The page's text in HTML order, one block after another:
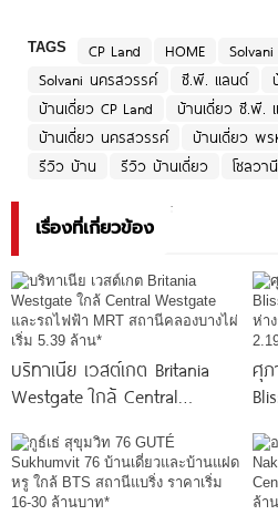
TAGS CP Land HOME
Solvani นครสวรรค์
ซี.พี. แลนด์
บ้านเดี่ยว CP Land
บ้านเดี่ยว ซี.พี.
บ้านเดี่ยว นครสวรรค์
บ้านเดี่ยว พ
รีวิว บ้าน
รีวิว บ้านเดี่ยว โซลว
เรื่องที่เกี่ยวข้อง
บริทาเนีย เวสต์เกต Britania
Westgate ใกล้ Central
สถานีคลองบางไผ่
ศุ
เ